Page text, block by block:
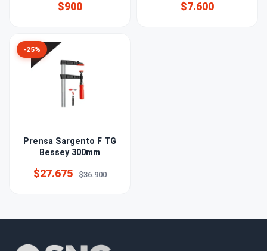
$900 $7.600
-25%
Prensa Sargento F TG
Bessey 300mm
$27.675 $36.900